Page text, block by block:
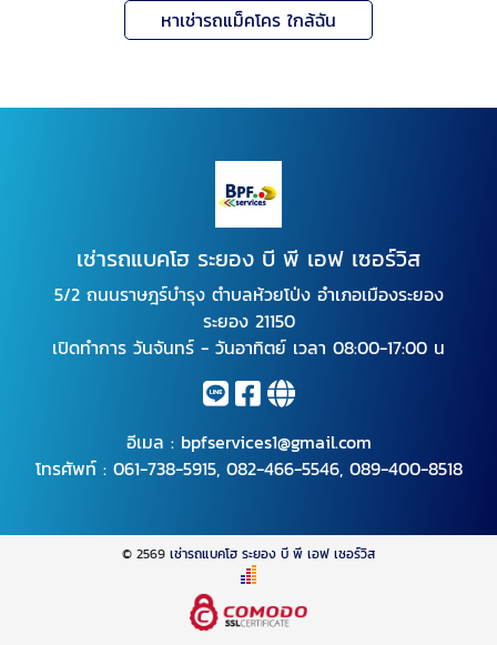
หาเช่ารถแม็คโคร ใกล้ฉัน
เช่ารถแบคโฮ ระยอง บี พี เอฟ เซอร์วิส
5/2 ถนนราษฎร์บำรุง ตำบลห้วยโป่ง อำเภอเมืองระยอง
ระยอง 21150
เปิดทำการ วันจันทร์ - วันอาทิตย์ เวลา 08:00-17:00 น
อีเมล : bpfservices1@gmail.com
โทรศัพท์ : 061-738-5915, 082-466-5546, 089-400-8518
© 2569 เช่ารถแบคโฮ ระยอง บี พี เอฟ เซอร์วิส